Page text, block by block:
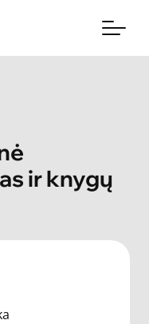
ir knygų